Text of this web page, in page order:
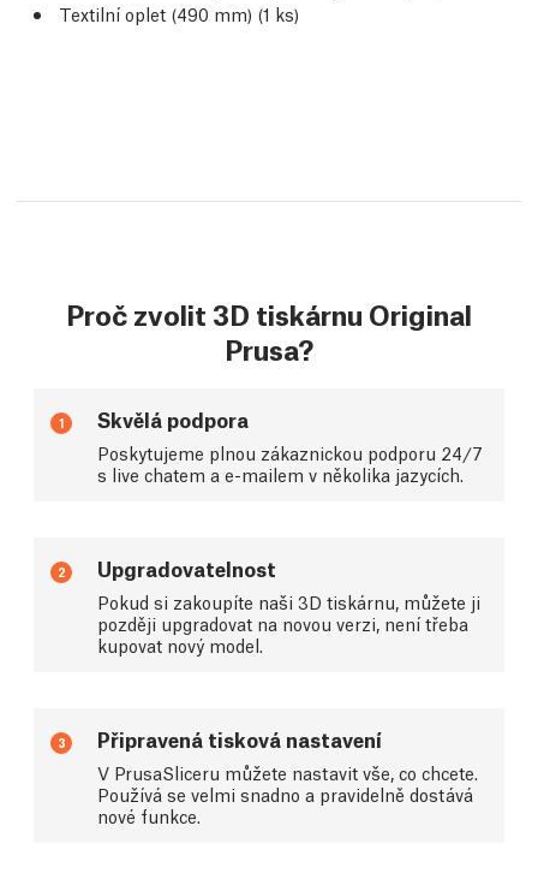
Textilní oplet (490 mm) (1 ks)
Proč zvolit 3D tiskárnu Original
Prusa?
1 Skvělá podpora
Poskytujeme plnou zákaznickou podporu 24/7
s live chatem a e-mailem v několika jazycích.
2 Upgradovatelnost
Pokud si zakoupíte naši 3D tiskárnu, můžete ji
později upgradovat na novou verzi, není třeba
kupovat nový model.
3 Připravená tisková nastavení
V PrusaSliceru můžete nastavit vše, co chcete.
Používá se velmi snadno a pravidelně dostává
nové funkce.